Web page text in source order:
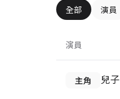
全部 演員
演員
主角 兒子